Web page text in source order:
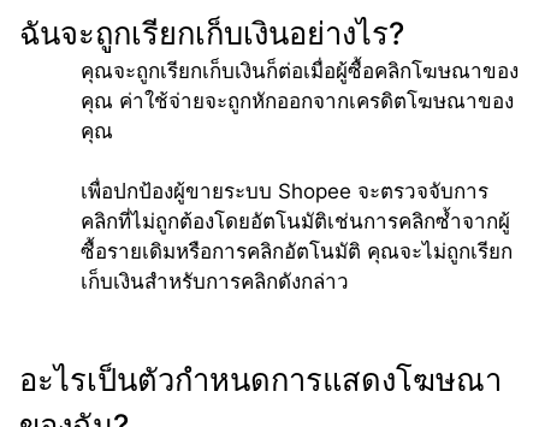
ฉันจะถูกเรียกเก็บเงินอย่างไร?
คุณจะถูกเรียกเก็บเงินก็ต่อเมื่อผู้ซื้อคลิกโฆษณาของ
คุณ ค่าใช้จ่ายจะถูกหักออกจากเครดิตโฆษณาของ
คุณ
เพื่อปกป้องผู้ขายระบบ Shopee จะตรวจจับการ
คลิกที่ไม่ถูกต้องโดยอัตโนมัติเช่นการคลิกซ้ำจากผู้
ซื้อรายเดิมหรือการคลิกอัตโนมัติ คุณจะไม่ถูกเรียก
เก็บเงินสำหรับการคลิกดังกล่าว
อะไรเป็นตัวกำหนดการแสดงโฆษณา